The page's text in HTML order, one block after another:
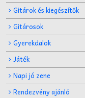
Gitárok és kiegészítők
Gitárosok
Gyerekdalok
Játék
Napi jó zene
Rendezvény ajánló